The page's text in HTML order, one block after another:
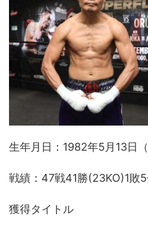
生年月日：1982年5月13日（
戦績：47戦41勝(23KO)1敗
獲得タイトル